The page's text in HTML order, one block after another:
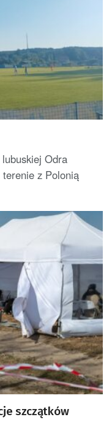
Odra
terenie z Polonią
szczątków